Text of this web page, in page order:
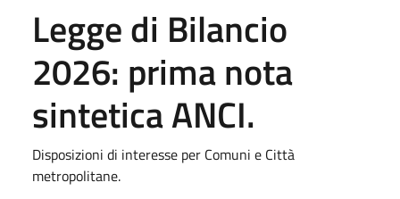
Legge di Bilancio
2026: prima nota
sintetica ANCI.
Disposizioni di interesse per Comuni e Città
metropolitane.